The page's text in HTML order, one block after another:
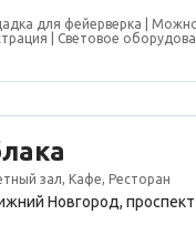
для фейерверка Можно
Световое
зал, Кафе, Ресторан
Новгород, проспект